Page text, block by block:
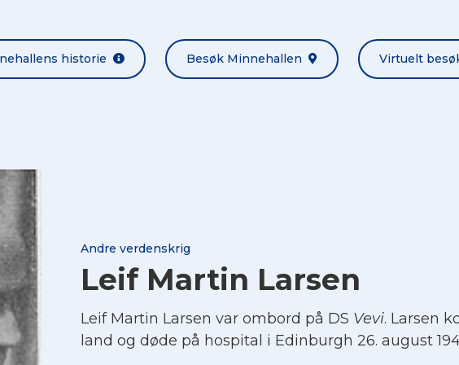
historie Besøk Minnehallen Virtuelt
Andre verdenskrig
Leif Martin Larsen
Leif Martin Larsen var ombord på DS Vevi. Larsen
land og døde på hospital i Edinburgh 26. august